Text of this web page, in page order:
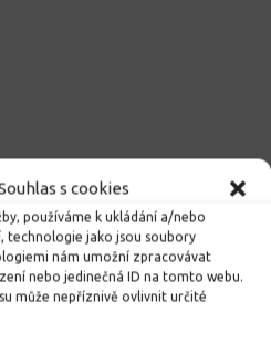
s cookies
používáme k ukládání a/nebo
technologie jako jsou soubory
nám umožní zpracovávat
nebo jedinečná ID na tomto webu.
může nepříznivě ovlivnit určité